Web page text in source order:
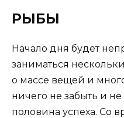
РЫБЫ
Начало дня будет
заниматься
о массе вещей и
ничего не забыть и не
половина успеха. Со